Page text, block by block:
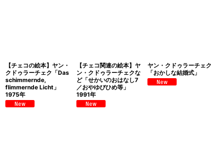
【チェコの絵本】ヤン・
クドゥラーチェク「Das
schimmernde,
flimmernde Licht」
1975年
【チェコ関連の絵本】ヤ
ン・クドゥラーチェクな
ど「せかいのおはなし7
／おやゆびひめ等」
1991年
ヤン・クドゥラーチェク
「おかしな結婚式」